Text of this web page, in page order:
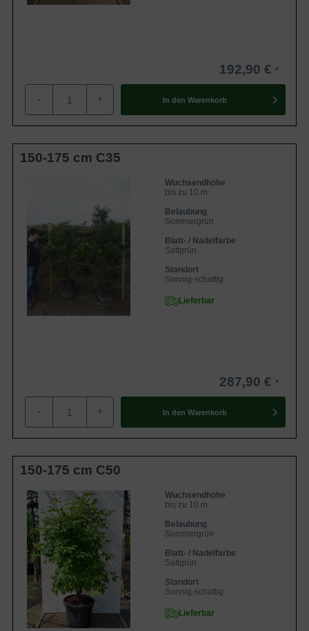
Ahornbaums genutzt, um Arzneien daraus zu gewinnen.
192,90 €
- + In den Warenkorb
150-175 cm C35
Wuchsendhöhe
bis zu 10 m
Belaubung
Sommergrün
Blatt- / Nadelfarbe
Sattgrün
Standort
Sonnig-schattig
Lieferbar
287,90 €
- + In den Warenkorb
150-175 cm C50
Wuchsendhöhe
bis zu 10 m
Belaubung
Sommergrün
Blatt- / Nadelfarbe
Sattgrün
Standort
Sonnig-schattig
Lieferbar